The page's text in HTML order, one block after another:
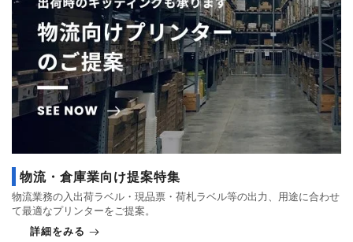
物流・倉庫業向け提案特集
物流業務の入出荷ラベル・現品票・荷札ラベル等の出力、用途に合わせ
て最適なプリンターをご提案。
詳細をみる